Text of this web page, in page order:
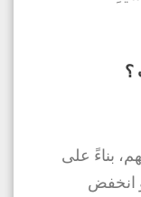
؟
بناءً على
انخفض